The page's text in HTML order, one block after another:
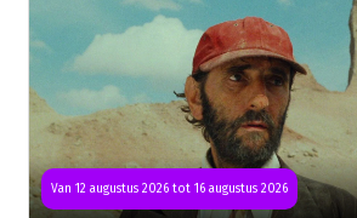
Van 12 augustus 2026 tot 16 augustus 2026